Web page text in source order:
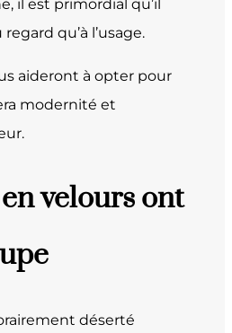
il est primordial qu’il
qu’à l’usage.
aideront à opter pour
modernité et
velours ont
déserté